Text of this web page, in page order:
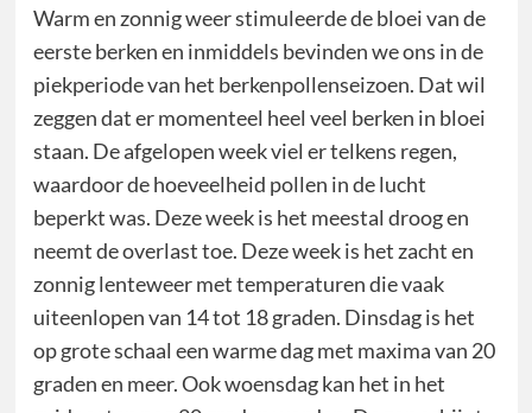
Warm en zonnig weer stimuleerde de bloei van de
eerste berken en inmiddels bevinden we ons in de
piekperiode van het berkenpollenseizoen. Dat wil
zeggen dat er momenteel heel veel berken in bloei
staan. De afgelopen week viel er telkens regen,
waardoor de hoeveelheid pollen in de lucht
beperkt was. Deze week is het meestal droog en
neemt de overlast toe. Deze week is het zacht en
zonnig lenteweer met temperaturen die vaak
uiteenlopen van 14 tot 18 graden. Dinsdag is het
op grote schaal een warme dag met maxima van 20
graden en meer. Ook woensdag kan het in het